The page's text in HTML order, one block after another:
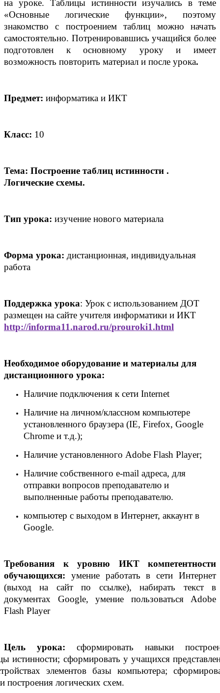
на уроке. Таблицы истинности изучались в теме
«Основные логические функции», поэтому
знакомство с построением таблиц можно начать
самостоятельно. Потренировавшись учащийся более
подготовлен к основному уроку и имеет
возможность повторить материал и после урока.
Предмет: информатика и ИКТ
Класс: 10
Тема: Построение таблиц истинности .
Логические схемы.
Тип урока: изучение нового материала
Форма урока: дистанционная, индивидуальная
работа
Поддержка урока: Урок с использованием ДОТ
размещен на сайте учителя информатики и ИКТ
http://informa11.narod.ru/prouroki1.html
Необходимое оборудование и материалы для
дистанционного урока:
Наличие подключения к сети Internet
Наличие на личном/классном компьютере
установленного браузера (IE, Firefox, Google
Chrome и т.д.);
Наличие установленного Adobe Flash Player;
Наличие собственного e-mail адреса, для
отправки вопросов преподавателю и
выполненные работы преподавателю.
компьютер с выходом в Интернет, аккаунт в
Google.
Требования к уровню ИКТ компетентности
обучающихся: умение работать в сети Интернет
(выход на сайт по ссылке), набирать текст в
документах Google, умение пользоваться Adobe
Flash Player
Цель урока:
сформировать навыки
истинности; сформировать у учащихся
элементов базы компьютера;
построения логических схем.